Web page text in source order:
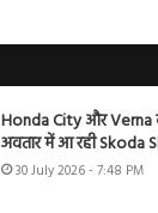
Honda City और Verna
अवतार में आ रही Skoda
30 July 2026 - 7:48 PM